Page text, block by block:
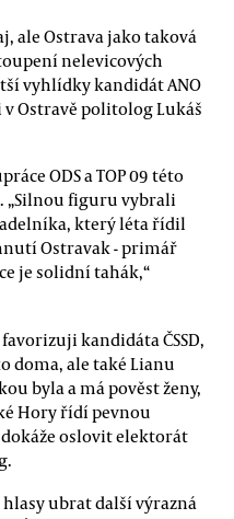
ale Ostrava jako taková
nelevicových
vyhlídky kandidát ANO
v Ostravě politolog Lukáš
ODS a TOP 09 této
„Silnou figuru vybrali
který léta řídil
Ostravak - primář
je solidní tahák,“
kandidáta ČSSD,
doma, ale také Lianu
byla a má pověst ženy,
Hory řídí pevnou
oslovit elektorát
ubrat další výrazná